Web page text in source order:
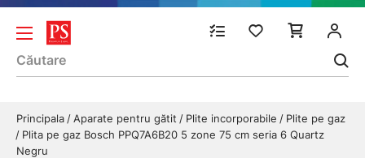
Principala Aparate pentru gătit Plite incorporabile
Plite pe gaz
Plita pe gaz Bosch PPQ7A6B20 5 zone 75 cm seria 6 Quartz
Negru